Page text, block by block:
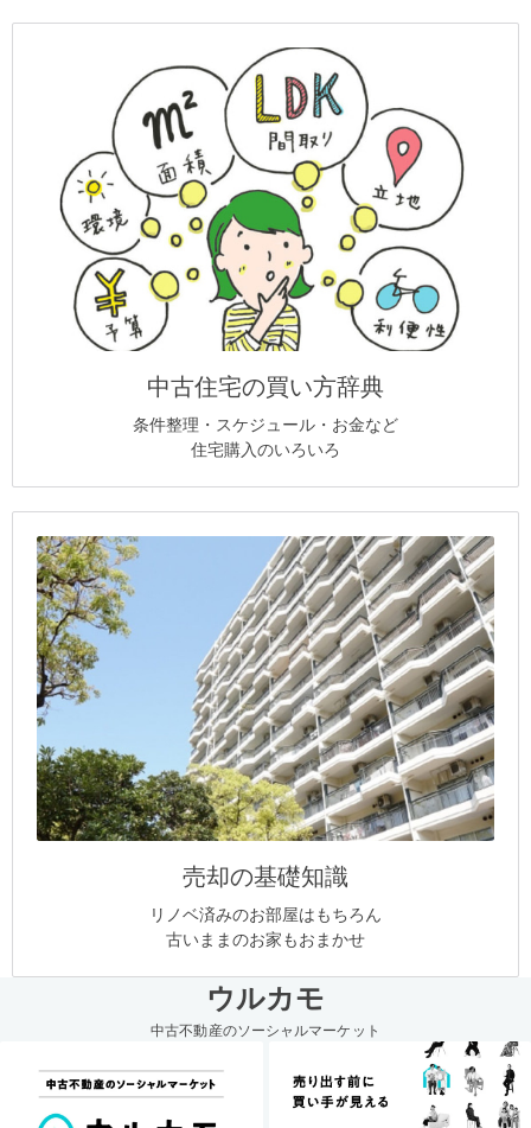
中古住宅の買い方辞典
条件整理・スケジュール・お金など
住宅購入のいろいろ
売却の基礎知識
リノベ済みのお部屋はもちろん
古いままのお家もおまかせ
ウルカモ
中古不動産のソーシャルマーケット